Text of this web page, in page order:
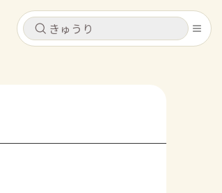
キャンセル
キャンセル